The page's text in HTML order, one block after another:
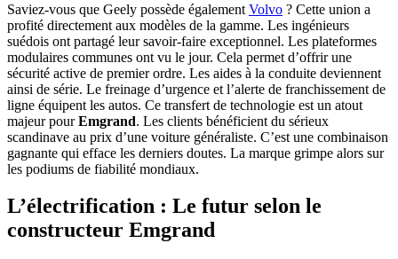
Saviez-vous que Geely possède également Volvo ? Cette union a
profité directement aux modèles de la gamme. Les ingénieurs
suédois ont partagé leur savoir-faire exceptionnel. Les plateformes
modulaires communes ont vu le jour. Cela permet d’offrir une
sécurité active de premier ordre. Les aides à la conduite deviennent
ainsi de série. Le freinage d’urgence et l’alerte de franchissement de
ligne équipent les autos. Ce transfert de technologie est un atout
majeur pourEmgrand. Les clients bénéficient du sérieux
scandinave au prix d’une voiture généraliste. C’est une combinaison
gagnante qui efface les derniers doutes. La marque grimpe alors sur
les podiums de fiabilité mondiaux.
L’électrification : Le futur selon le
constructeur Emgrand